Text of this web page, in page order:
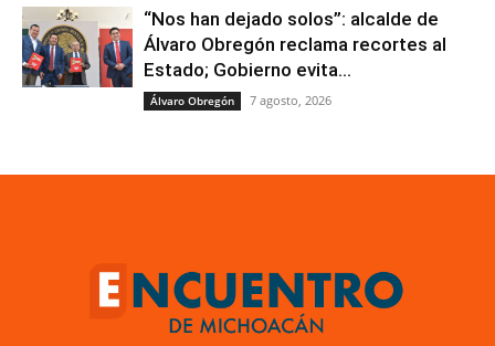
“Nos han dejado solos”: alcalde de
Álvaro Obregón reclama recortes al
Estado; Gobierno evita...
Álvaro Obregón 7 agosto, 2026